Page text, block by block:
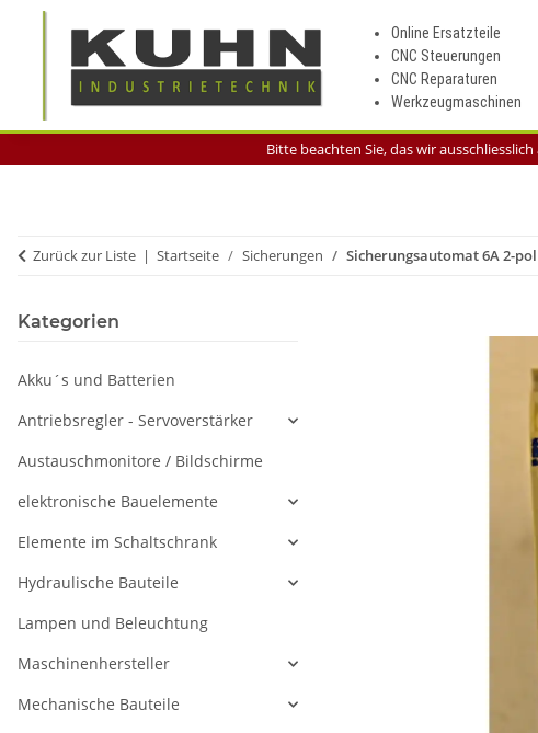
Online Ersatzteile
CNC Steuerungen
CNC Reparaturen
Werkzeugmaschinen
Bitte beachten Sie, das wir
Zurück zur Liste Startseite Sicherungen Sicherungsautomat 6A 2-
Kategorien
Akku´s und Batterien
Antriebsregler - Servoverstärker
Austauschmonitore / Bildschirme
elektronische Bauelemente
Elemente im Schaltschrank
Hydraulische Bauteile
Lampen und Beleuchtung
Maschinenhersteller
Mechanische Bauteile